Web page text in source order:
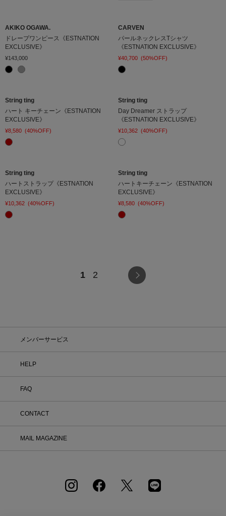
AKIKO OGAWA.
ドレープワンピース《ESTNATION
EXCLUSIVE》
¥143,000
CARVEN
パールネックレスTシャツ
《ESTNATION EXCLUSIVE》
¥40,700 (50%OFF)
String ting
ハート キーチェーン《ESTNATION
EXCLUSIVE》
¥8,580 (40%OFF)
String ting
Day Dreamer ストラップ
《ESTNATION EXCLUSIVE》
¥10,362 (40%OFF)
String ting
ハートストラップ《ESTNATION
EXCLUSIVE》
¥10,362 (40%OFF)
String ting
ハートキーチェーン《ESTNATION
EXCLUSIVE》
¥8,580 (40%OFF)
1 2
メンバーサービス
HELP
FAQ
CONTACT
MAIL MAGAZINE